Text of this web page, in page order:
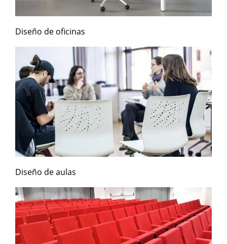
Diseño de oficinas
Diseño de aulas